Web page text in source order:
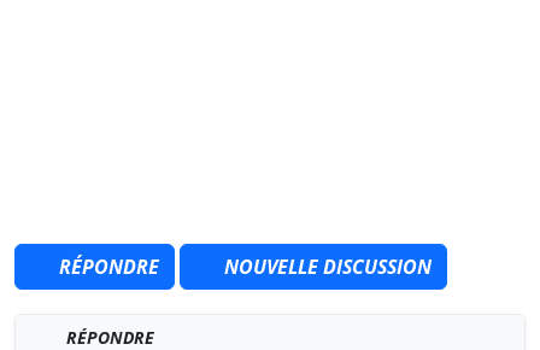
RÉPONDRE NOUVELLE DISCUSSION
RÉPONDRE